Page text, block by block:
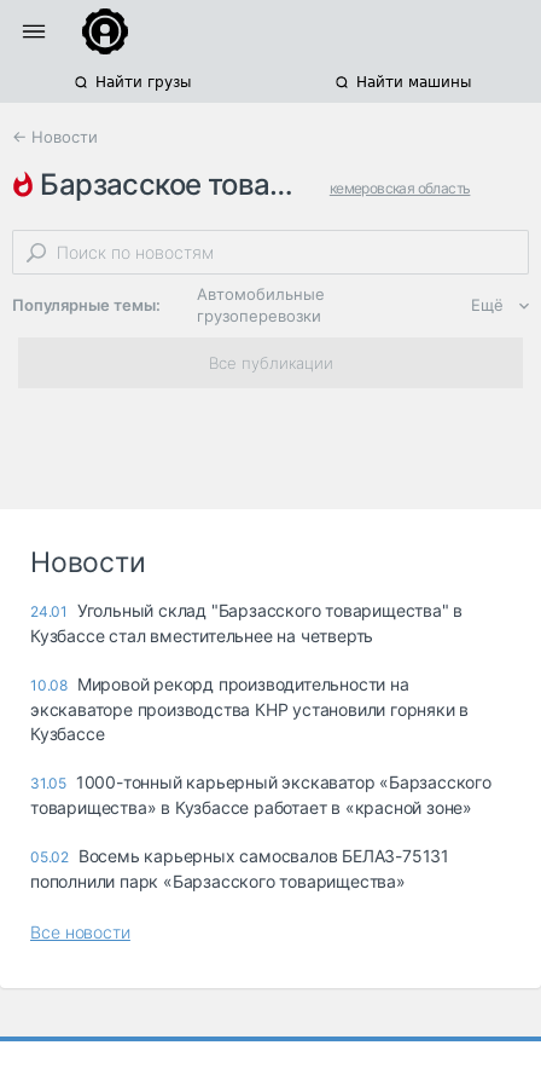
Найти грузы Найти машины
← Новости
барзасское товарищество кемеровская область
стройсервис горнодобывающая отрасль
Популярные темы:
Автомобильные
грузоперевозки
Региональная
логистика
опасные грузы
страхование
грузовые
терминалы
транспорт
автохимия
Ещё
Все публикации
Новости
24.01
Угольный склад "Барзасского товарищества" в
Кузбассе стал вместительнее на четверть
10.08 Мировой рекорд производительности на
экскаваторе производства КНР установили горняки в
Кузбассе
31.05 1000-тонный карьерный экскаватор «Барзасского
товарищества» в Кузбассе работает в «красной зоне»
05.02 Восемь карьерных самосвалов БЕЛАЗ-75131
пополнили парк «Барзасского товарищества»
Все новости